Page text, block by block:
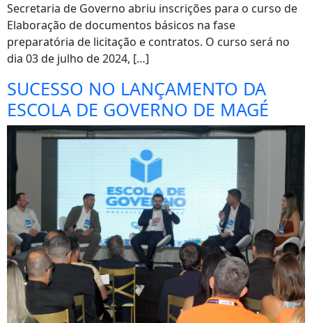
Secretaria de Governo abriu inscrições para o curso de
Elaboração de documentos básicos na fase
preparatória de licitação e contratos. O curso será no
dia 03 de julho de 2024, […]
SUCESSO NO LANÇAMENTO DA
ESCOLA DE GOVERNO DE MAGÉ